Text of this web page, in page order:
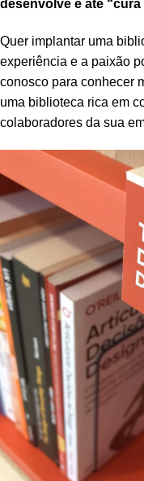
desenvolve e até “cura
Quer implantar uma
experiência e a paixão
conosco para conhecer
uma biblioteca rica em
colaboradores da sua